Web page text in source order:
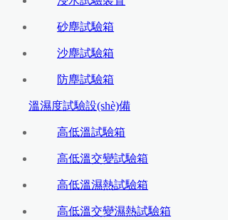
砂塵試驗箱
沙塵試驗箱
防塵試驗箱
溫濕度試驗設(shè)備
高低溫試驗箱
高低溫交變試驗箱
高低溫濕熱試驗箱
高低溫交變濕熱試驗箱